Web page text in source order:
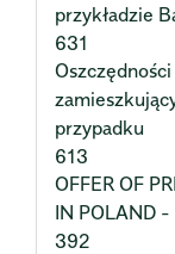
przykładzie
631
przypadku
613
OFFER OF
IN POLAND -
392